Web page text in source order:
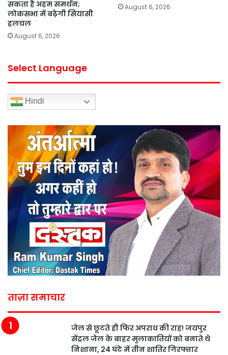
सकता है अहम समर्थन;
लोकसभा में बढ़ेगी सियासी
हलचल
August 6, 2026
August 6, 2026
Select Language
Hindi
ताज़ा समाचार
जेल से छूटते ही फिर अपराध की राह! जयपुर
सेंट्रल जेल के बाहर मुलाकातियों को बनाते थे
निशाना, 24 घंटे में तीन शातिर गिरफ्तार